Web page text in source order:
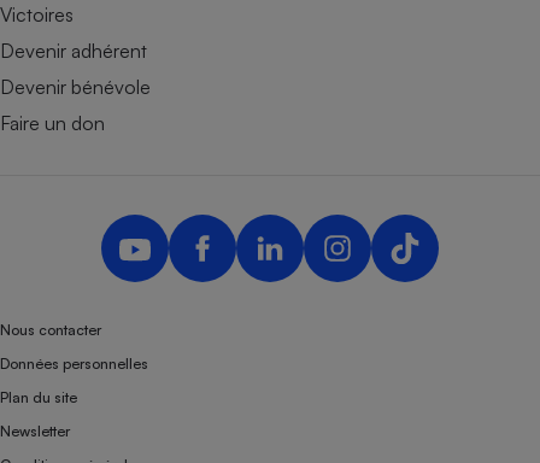
Victoires
Devenir adhérent
Devenir bénévole
Faire un don
Nous contacter
Données personnelles
Plan du site
Newsletter